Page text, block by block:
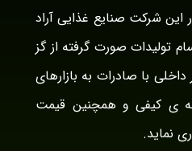
این شرکت صنایع غذایی آراد
تولیدات صورت گرفته از گز
داخلی با صادرات به بازارهای
ی کیفی و همچنین قیمت
نماید.